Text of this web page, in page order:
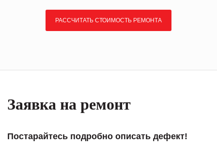
РАССЧИТАТЬ СТОИМОСТЬ РЕМОНТА
Заявка на ремонт
Постарайтесь подробно описать дефект!